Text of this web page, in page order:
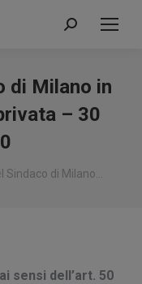
Cerca:
di Milano in
– 30
Sindaco di Milano…
sensi dell’art. 50